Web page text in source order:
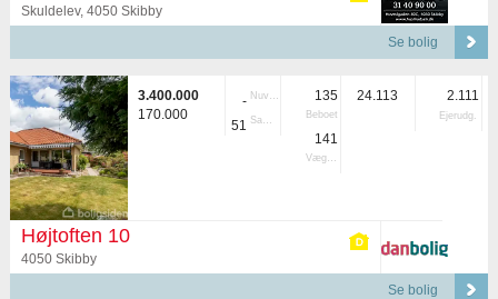
Skuldelev, 4050 Skibby
Se bolig
3.400.000
170.000
- Nuvær.
51 Samlet
135
Beboet
141
Vægtet
24.113 2.111
Ejerudg.
Højtoften 10
4050 Skibby
Se bolig